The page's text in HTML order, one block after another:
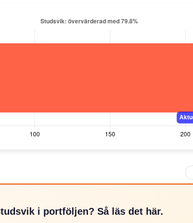
i portföljen? Så läs det här.